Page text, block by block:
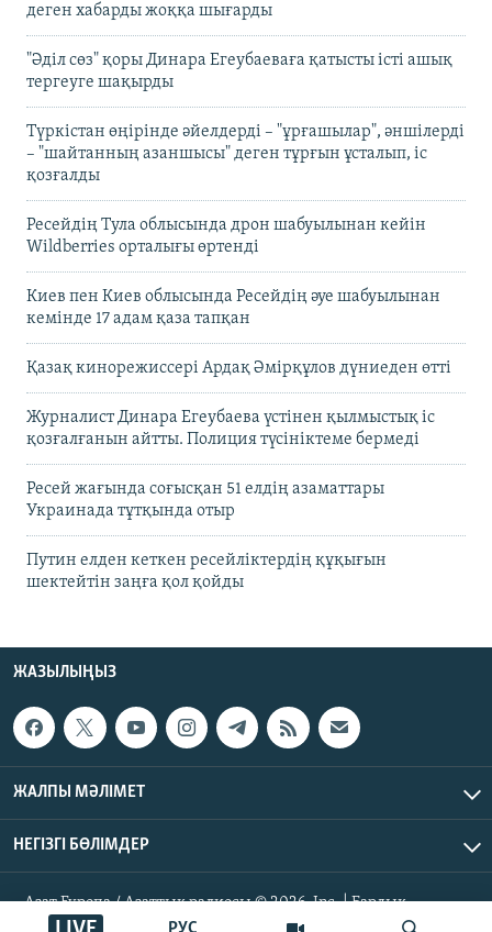
деген хабарды жоққа шығарды
"Әділ сөз" қоры Динара Егеубаеваға қатысты істі ашық
тергеуге шақырды
Түркістан өңірінде әйелдерді – "ұрғашылар", әншілерді
– "шайтанның азаншысы" деген тұрғын ұсталып, іс
қозғалды
Ресейдің Тула облысында дрон шабуылынан кейін
Wildberries орталығы өртенді
Киев пен Киев облысында Ресейдің әуе шабуылынан
кемінде 17 адам қаза тапқан
Қазақ кинорежиссері Ардақ Әмірқұлов дүниеден өтті
Журналист Динара Егеубаева үстінен қылмыстық іс
қозғалғанын айтты. Полиция түсініктеме бермеді
Ресей жағында соғысқан 51 елдің азаматтары
Украинада тұтқында отыр
Путин елден кеткен ресейліктердің құқығын
шектейтін заңға қол қойды
ЖАЗЫЛЫҢЫЗ
ЖАЛПЫ МӘЛІМЕТ
НЕГІЗГІ БӨЛІМДЕР
Азат Еуропа / Азаттық радиосы © 2026, Inc. | Барлық
құқықтары қорғалған